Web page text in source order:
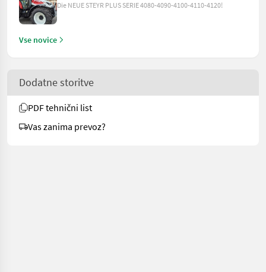
Die NEUE STEYR PLUS SERIE 4080-4090-4100-4110-4120!
Vse novice
Dodatne storitve
PDF tehnični list
Vas zanima prevoz?